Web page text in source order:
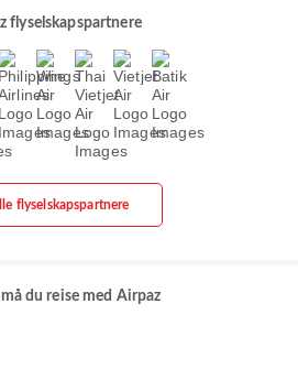
flyselskapspartnere
flyselskapspartnere
du reise med Airpaz